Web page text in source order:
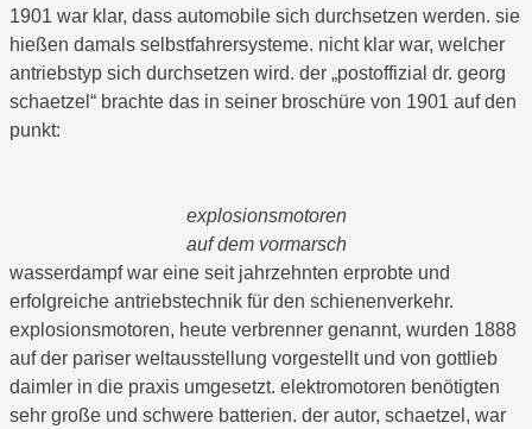
1901 war klar, dass automobile sich durchsetzen werden. sie
hießen damals selbstfahrersysteme. nicht klar war, welcher
antriebstyp sich durchsetzen wird. der „postoffizial dr. georg
schaetzel“ brachte das in seiner broschüre von 1901 auf den
punkt:
explosionsmotoren
auf dem vormarsch
wasserdampf war eine seit jahrzehnten erprobte und
erfolgreiche antriebstechnik für den schienenverkehr.
explosionsmotoren, heute verbrenner genannt, wurden 1888
auf der pariser weltausstellung vorgestellt und von gottlieb
daimler in die praxis umgesetzt. elektromotoren benötigten
sehr große und schwere batterien. der autor, schaetzel, war